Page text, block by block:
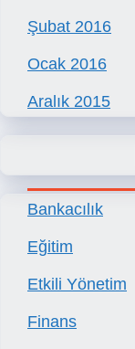
Şubat 2016
Ocak 2016
Aralık 2015
Bankacılık
Eğitim
Etkili Yönetim
Finans